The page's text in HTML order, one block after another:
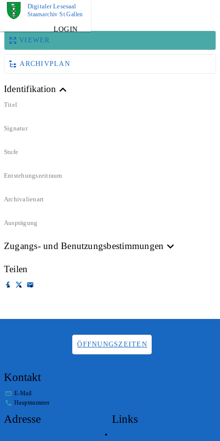
Digitaler Lesesaal
Staatsarchiv St.Gallen
LOGIN
DOKUMENT
VIEWER
ARCHIVPLAN
Identifikation
Titel
Signatur
Stufe
Entstehungszeitraum
Archivalienart
Ausprägung
Zugangs- und Benutzungsbestimmungen
Teilen
ÖFFNUNGSZEITEN
Kontakt
E-Mail
Hauptnummer
Adresse Links